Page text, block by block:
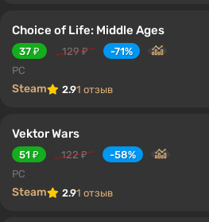
Choice of Life: Middle Ages
37 ₽ 129 ₽
-71%
PC
Steam 2.91 отзыв
Vektor Wars
51 ₽ 122 ₽
-58%
PC
Steam 2.91 отзыв